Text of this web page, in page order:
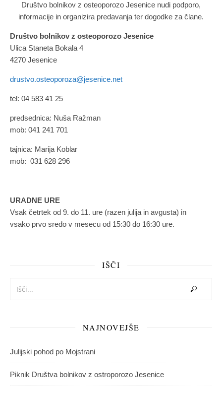
Društvo bolnikov z osteoporozo Jesenice nudi podporo,
informacije in organizira predavanja ter dogodke za člane.
Društvo bolnikov z osteoporozo Jesenice
Ulica Staneta Bokala 4
4270 Jesenice
drustvo.osteoporoza@jesenice.net
tel: 04 583 41 25
predsednica: Nuša Ražman
mob: 041 241 701
tajnica: Marija Koblar
mob: 031 628 296
URADNE URE
Vsak četrtek od 9. do 11. ure (razen julija in avgusta) in
vsako prvo sredo v mesecu od 15:30 do 16:30 ure.
IŠČI
NAJNOVEJŠE
Julijski pohod po Mojstrani
Piknik Društva bolnikov z ostroporozo Jesenice